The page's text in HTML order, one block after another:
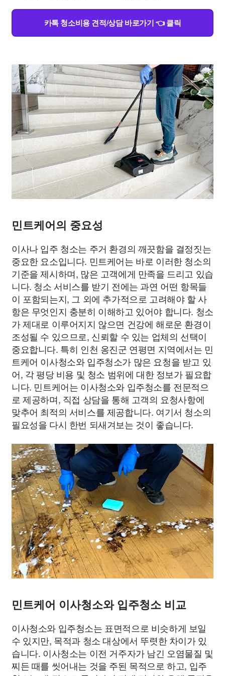
카톡 청소비용 견적/상담 바로가기 👈 클릭
민트케어의 중요성
이사나 입주 청소는 주거 환경의 깨끗함을 결정짓는
중요한 요소입니다. 민트케어는 바로 이러한 청소의
기준을 제시하며, 많은 고객에게 만족을 드리고 있습
니다. 청소 서비스를 받기 전에는 과연 어떤 항목들
이 포함되는지, 그 외에 추가적으로 고려해야 할 사
항은 무엇인지 충분히 이해하고 있어야 합니다. 청소
가 제대로 이루어지지 않으면 건강에 해로운 환경이
조성될 수 있으므로, 신뢰할 수 있는 업체의 선택이
중요합니다. 특히 인천 옹진군 연평면 지역에서는 민
트케어 이사청소와 입주청소가 많은 요청을 받고 있
어, 각 평당 비용 및 청소 범위에 대한 정보가 필요합
니다. 민트케어는 이사청소와 입주청소를 전문적으
로 제공하며, 직접 상담을 통해 고객의 요청사항에
맞추어 최적의 서비스를 제공합니다. 여기서 청소의
필요성을 다시 한번 되새겨보는 것이 좋습니다.
민트케어 이사청소와 입주청소 비교
이사청소와 입주청소는 표면적으로 비슷하게 보일
수 있지만, 목적과 청소 대상에서 뚜렷한 차이가 있
습니다. 이사청소는 이전 거주자가 남긴 오염물질 및
찌든 때를 씻어내는 것을 주된 목적으로 하고, 입주